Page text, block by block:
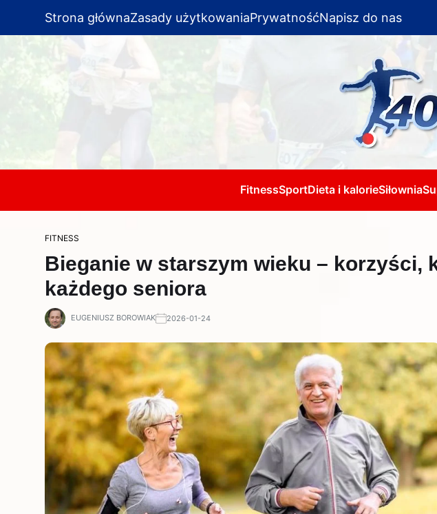
Strona głównaZasady użytkowaniaPrywatnośćNapisz do nas
FitnessSportDieta i kalorieSiłownia
FITNESS
Bieganie w starszym wieku – korzyści,
każdego seniora
EUGENIUSZ BOROWIAK 2026-01-24